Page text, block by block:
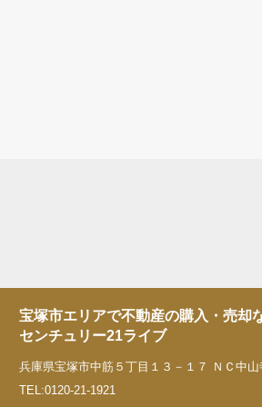
宝塚市エリアで不動産の購入・売却
センチュリー21ライブ
兵庫県宝塚市中筋５丁目１３－１７ ＮＣ中山
TEL:0120-21-1921